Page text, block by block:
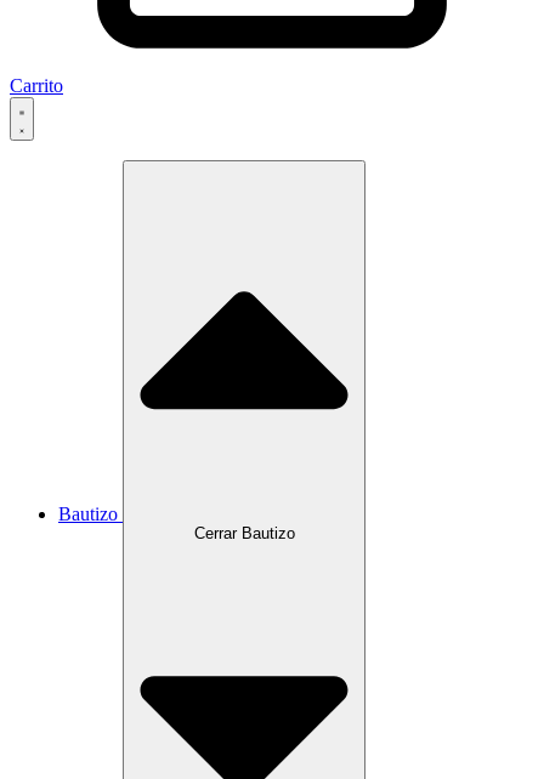
Carrito
Bautizo
Cerrar Bautizo